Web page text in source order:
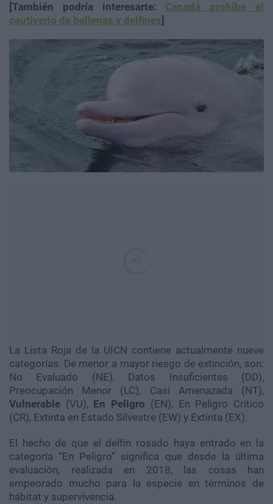
[También podría interesarte: Canadá prohíbe el
cautiverio de ballenas y delfines]
La Lista Roja de la UICN contiene actualmente nueve
categorías. De menor a mayor riesgo de extinción, son:
No Evaluado (NE), Datos Insuficientes (DD),
Preocupación Menor (LC), Casi Amenazada (NT),
Vulnerable (VU), En Peligro (EN), En Peligro Crítico
(CR), Extinta en Estado Silvestre (EW) y Extinta (EX).
El hecho de que el delfín rosado haya entrado en la
categoría “En Peligro” significa que desde la última
evaluación, realizada en 2018, las cosas han
empeorado mucho para la especie en términos de
hábitat y supervivencia.